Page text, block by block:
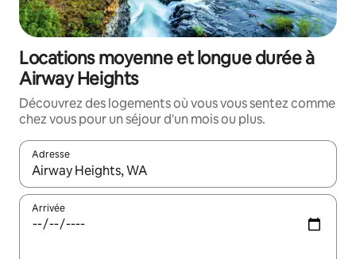
Locations moyenne et longue durée à
Airway Heights
Découvrez des logements où vous vous sentez comme
chez vous pour un séjour d'un mois ou plus.
Adresse
Lorsque les résultats s'affichent, utilisez les flèches vers le
Arrivée